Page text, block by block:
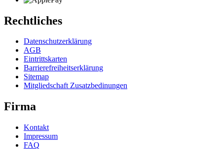
Rechtliches
Datenschutzerklärung
AGB
Eintrittskarten
Barrierefreiheitserklärung
Sitemap
Mitgliedschaft Zusatzbedinungen
Firma
Kontakt
Impressum
FAQ